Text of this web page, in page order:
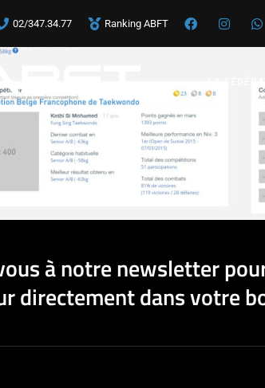
02/347.34.77 Ranking ABFT
à notre newsletter
directement dans votre